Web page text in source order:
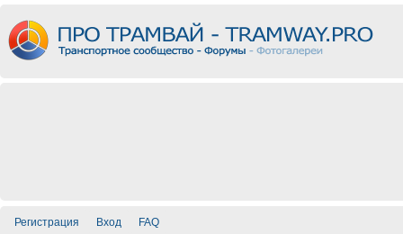
Регистрация Вход FAQ